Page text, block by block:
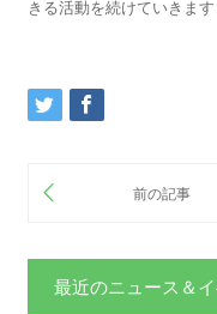
きる活動を続けていきます
最近のニュース＆